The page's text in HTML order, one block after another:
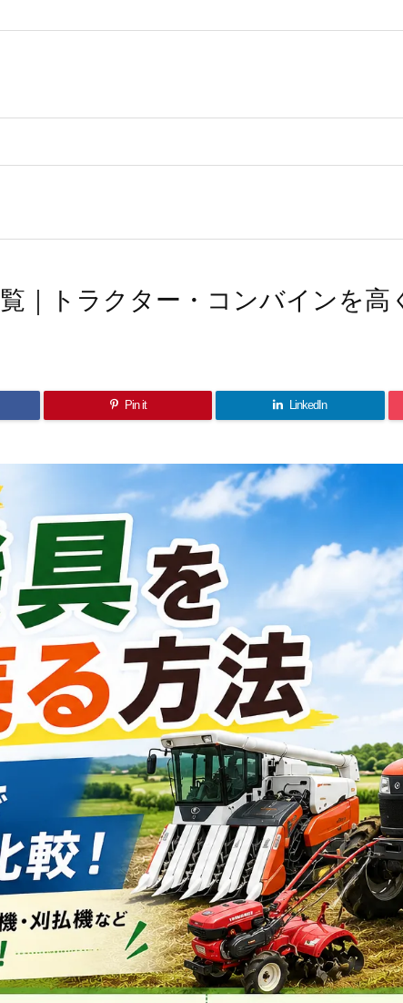
｜トラクター・コンバインを高
Pin it LinkedIn